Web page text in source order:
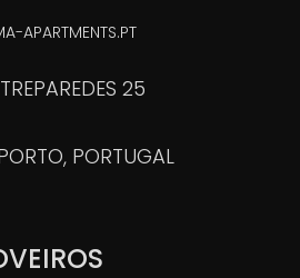
APARTMENTS.PT
25
PORTUGAL